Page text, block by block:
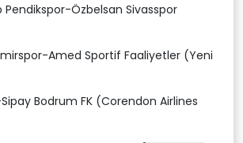
Pendikspor-Özbelsan Sivasspor
Amed Sportif Faaliyetler (Yeni
Bodrum FK (Corendon Airlines